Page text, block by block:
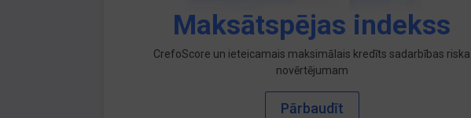
Maksātspējas indekss
CrefoScore un ieteicamais maksimālais kredīts sadarbības riska
novērtējumam
Pārbaudīt